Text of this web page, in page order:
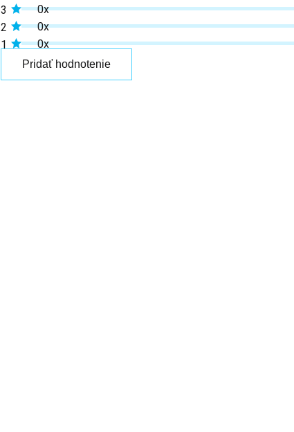
5,0
z
5
hviezdičiek.
3
0x
2
0x
1
0x
Pridať hodnotenie